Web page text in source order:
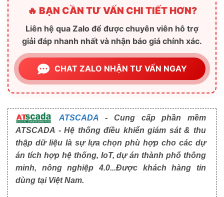
🔥 BẠN CẦN TƯ VẤN CHI TIẾT HƠN?
Liên hệ qua Zalo để được chuyên viên hỗ trợ
giải đáp nhanh nhất và nhận báo giá chính xác.
CHAT ZALO NHẬN TƯ VẤN NGAY
ATSCADA - Cung cấp phần mềm
ATSCADA - Hệ thống điều khiển giám sát & thu
thập dữ liệu là sự lựa chọn phù hợp cho các dự
án tích hợp hệ thống, IoT, dự án thành phố thông
minh, nông nghiệp 4.0...Được khách hàng tin
dùng tại Việt Nam.